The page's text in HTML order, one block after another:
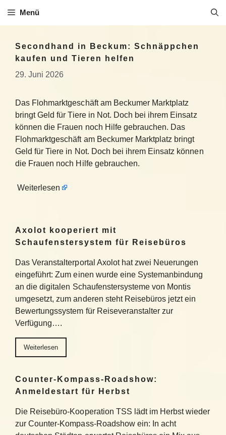
Inhalt
Menü
Secondhand in Beckum: Schnäppchen
kaufen und Tieren helfen
29. Juni 2026
Das Flohmarktgeschäft am Beckumer Marktplatz
bringt Geld für Tiere in Not. Doch bei ihrem Einsatz
können die Frauen noch Hilfe gebrauchen. Das
Flohmarktgeschäft am Beckumer Marktplatz bringt
Geld für Tiere in Not. Doch bei ihrem Einsatz können
die Frauen noch Hilfe gebrauchen.
Weiterlesen
Axolot kooperiert mit
Schaufenstersystem für Reisebüros
Das Veranstalterportal Axolot hat zwei Neuerungen
eingeführt: Zum einen wurde eine Systemanbindung
an die digitalen Schaufenstersysteme von Montis
umgesetzt, zum anderen steht Reisebüros jetzt ein
Bewertungssystem für Reiseveranstalter zur
Verfügung….
Weiterlesen
Counter-Kompass-Roadshow:
Anmeldestart für Herbst
Die Reisebüro-Kooperation TSS lädt im Herbst wieder
zur Counter-Kompass-Roadshow ein: In acht